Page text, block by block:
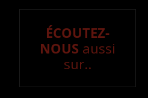
ÉCOUTEZ-
NOUS aussi
sur..